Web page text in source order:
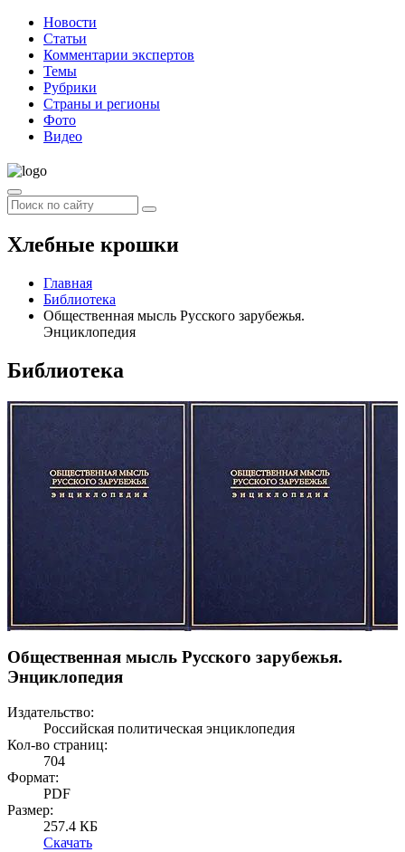
Новости
Статьи
Комментарии экспертов
Темы
Рубрики
Страны и регионы
Фото
Видео
Хлебные крошки
Главная
Библиотека
Общественная мысль Русского зарубежья.
Энциклопедия
Библиотека
Общественная мысль Русского зарубежья.
Энциклопедия
Издательство:
Российская политическая энциклопедия
Кол-во страниц:
704
Формат:
PDF
Размер:
257.4 КБ
Скачать